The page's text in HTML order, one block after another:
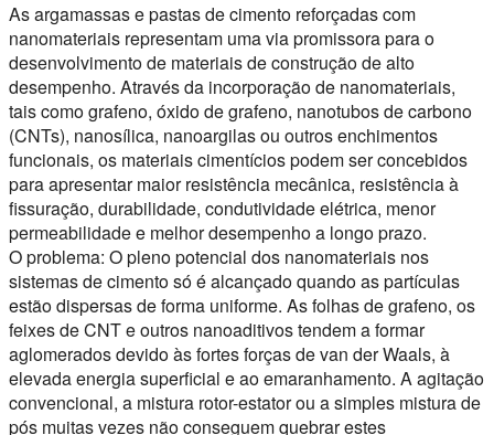
As argamassas e pastas de cimento reforçadas com
nanomateriais representam uma via promissora para o
desenvolvimento de materiais de construção de alto
desempenho. Através da incorporação de nanomateriais,
tais como grafeno, óxido de grafeno, nanotubos de carbono
(CNTs), nanosílica, nanoargilas ou outros enchimentos
funcionais, os materiais cimentícios podem ser concebidos
para apresentar maior resistência mecânica, resistência à
fissuração, durabilidade, condutividade elétrica, menor
permeabilidade e melhor desempenho a longo prazo.
O problema: O pleno potencial dos nanomateriais nos
sistemas de cimento só é alcançado quando as partículas
estão dispersas de forma uniforme. As folhas de grafeno, os
feixes de CNT e outros nanoaditivos tendem a formar
aglomerados devido às fortes forças de van der Waals, à
elevada energia superficial e ao emaranhamento. A agitação
convencional, a mistura rotor-estator ou a simples mistura de
pós muitas vezes não conseguem quebrar estes